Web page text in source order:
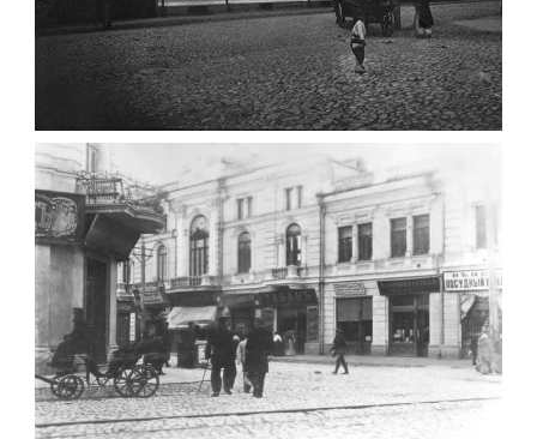
ФОТО ЖИТОМИРА 1905 ВУЛ.
МИХАЙЛІВСЬКА-СКОРУЛЬСЬКОГО
Фото Житомира період
до 1917 року
Leave a comment